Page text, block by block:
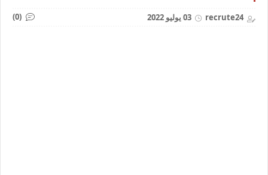
recrute24 03 يوليو 2022 (0)